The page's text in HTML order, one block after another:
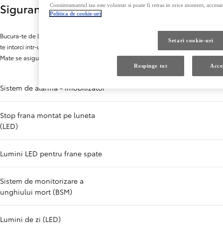
Siguranta
Bucura-te de lipsa de griji in timp ce conduci cu Toyota T-Mate. Indiferent daca
te intorci intr-un loc de parcare sau te aproprii de o intersectie aglomerata, T-
Mate se asigura ca esti mereu pe maini sigure oriunde ai merge.
Sistem de alarma - imobilizator
Stop frana montat pe luneta
(LED)
Lumini LED pentru frane spate
Sistem de monitorizare a
unghiului mort (BSM)
Lumini de zi (LED)
Consimtamantul tau este voluntar si poate fi retras in orice moment,
Politica de cookie-uri
Setari cookie-uri
Respinge tot